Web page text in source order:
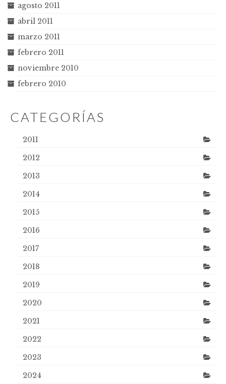
agosto 2011
abril 2011
marzo 2011
febrero 2011
noviembre 2010
febrero 2010
CATEGORÍAS
2011
2012
2013
2014
2015
2016
2017
2018
2019
2020
2021
2022
2023
2024